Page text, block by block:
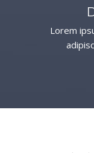
Lorem